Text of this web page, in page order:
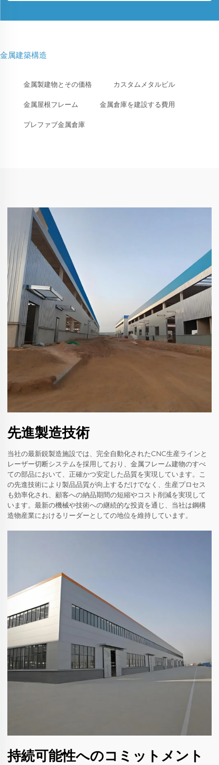
金属建築構造
金属製建物とその価格 カスタムメタルビル
金属屋根フレーム 金属倉庫を建設する費用
プレファブ金属倉庫
先進製造技術
当社の最新鋭製造施設では、完全自動化されたCNC生産ラインと
レーザー切断システムを採用しており、金属フレーム建物のすべ
ての部品において、正確かつ安定した品質を実現しています。こ
の先進技術により製品品質が向上するだけでなく、生産プロセス
も効率化され、顧客への納品期間の短縮やコスト削減を実現して
います。最新の機械や技術への継続的な投資を通じ、当社は鋼構
造物産業におけるリーダーとしての地位を維持しています。
持続可能性へのコミットメント